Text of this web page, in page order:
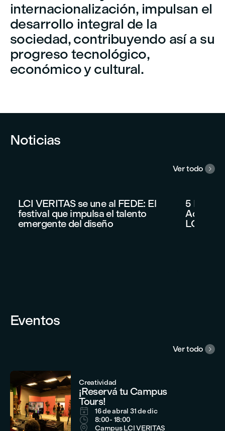
internacionalización, impulsan el
desarrollo integral de la
sociedad, contribuyendo así a su
progreso tecnológico,
económico y cultural.
Noticias
Ver todo 
LCI VERITAS se une al FEDE: El
festival que impulsa el talento
emergente del diseño
5
LCI
Eventos
Ver todo 
Creatividad
¡Reservá tu Campus
Tours!
 16 de abral 31 de dic
 8:00- 18:00
 Campus LCI VERITAS